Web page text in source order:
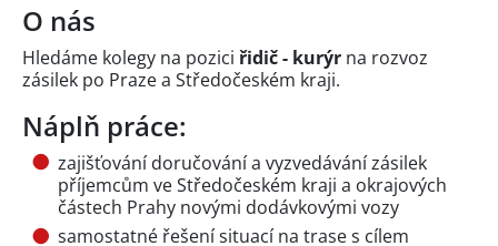
O nás
Hledáme kolegy na pozici řidič - kurýr na rozvoz
zásilek po Praze a Středočeském kraji.
Náplň práce:
zajišťování doručování a vyzvedávání zásilek
příjemcům ve Středočeském kraji a okrajových
částech Prahy novými dodávkovými vozy
samostatné řešení situací na trase s cílem